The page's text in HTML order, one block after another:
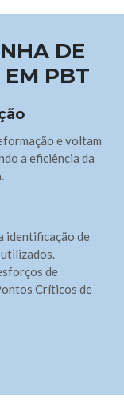
DE
EM PBT
e voltam
a eficiência da
identificação de
de
Críticos de